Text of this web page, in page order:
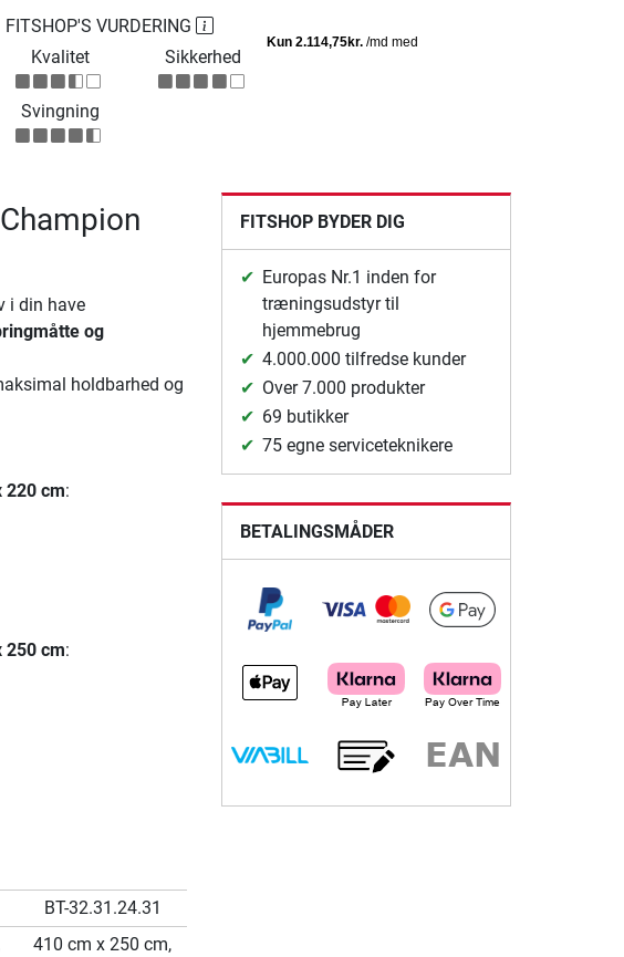
FITSHOP'S VURDERING
Kvalitet
Sikkerhed
Svingning
i din have
og
holdbarhed og
220 cm:
250 cm:
BT-32.31.24.31
410 cm x 250 cm,
FITSHOP BYDER DIG
Europas Nr.1 inden for
træningsudstyr til
hjemmebrug
4.000.000 tilfredse kunder
Over 7.000 produkter
69 butikker
75 egne serviceteknikere
BETALINGSMÅDER